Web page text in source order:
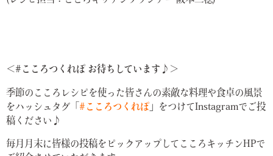
＜#こころつくれぽ お待ちしています♪＞
季節のこころレシピを使った皆さんの素敵な料理や食卓の風景
をハッシュタグ「 #こころつくれぽ 」
をつけてInstagramでご投
稿ください♪
毎月月末に皆様の投稿をピックアップしてこころキッチンHPで